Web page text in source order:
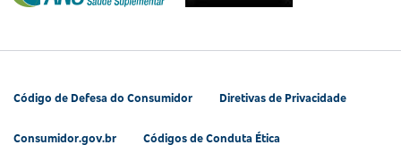
Código de Defesa do Consumidor Diretivas de Privacidade
Consumidor.gov.br Códigos de Conduta Ética